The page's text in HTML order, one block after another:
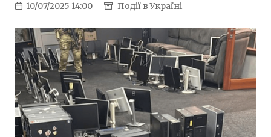
10/07/2025 14:00 Події в Україні